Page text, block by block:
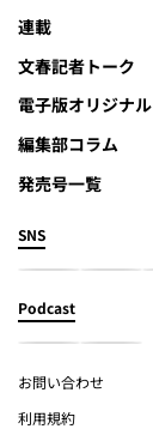
連載
文春記者トーク
電子版オリジナル
編集部コラム
発売号一覧
SNS
Podcast
お問い合わせ
利用規約